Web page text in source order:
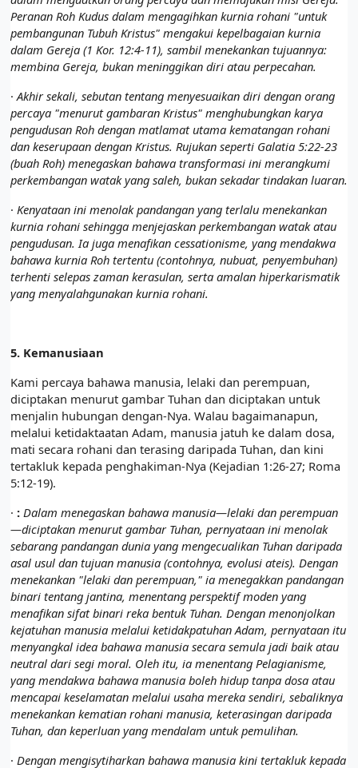
Peranan Roh Kudus dalam mengagihkan kurnia rohani "untuk
pembangunan Tubuh Kristus" mengakui kepelbagaian kurnia
dalam Gereja (1 Kor. 12:4-11), sambil menekankan tujuannya:
membina Gereja, bukan meninggikan diri atau perpecahan.
· Akhir sekali, sebutan tentang menyesuaikan diri dengan orang
percaya "menurut gambaran Kristus" menghubungkan karya
pengudusan Roh dengan matlamat utama kematangan rohani
dan keserupaan dengan Kristus. Rujukan seperti Galatia 5:22-23
(buah Roh) menegaskan bahawa transformasi ini merangkumi
perkembangan watak yang saleh, bukan sekadar tindakan luaran.
· Kenyataan ini menolak pandangan yang terlalu menekankan
kurnia rohani sehingga menjejaskan perkembangan watak atau
pengudusan. Ia juga menafikan cessationisme, yang mendakwa
bahawa kurnia Roh tertentu (contohnya, nubuat, penyembuhan)
terhenti selepas zaman kerasulan, serta amalan hiperkarismatik
yang menyalahgunakan kurnia rohani.
5. Kemanusiaan
Kami percaya bahawa manusia, lelaki dan perempuan,
diciptakan menurut gambar Tuhan dan diciptakan untuk
menjalin hubungan dengan-Nya. Walau bagaimanapun,
melalui ketidaktaatan Adam, manusia jatuh ke dalam dosa,
mati secara rohani dan terasing daripada Tuhan, dan kini
tertakluk kepada penghakiman-Nya (Kejadian 1:26-27; Roma
5:12-19).
· : Dalam menegaskan bahawa manusia—lelaki dan perempuan
—diciptakan menurut gambar Tuhan, pernyataan ini menolak
sebarang pandangan dunia yang mengecualikan Tuhan daripada
asal usul dan tujuan manusia (contohnya, evolusi ateis). Dengan
menekankan "lelaki dan perempuan," ia menegakkan pandangan
binari tentang jantina, menentang perspektif moden yang
menafikan sifat binari reka bentuk Tuhan. Dengan menonjolkan
kejatuhan manusia melalui ketidakpatuhan Adam, pernyataan itu
menyangkal idea bahawa manusia secara semula jadi baik atau
neutral dari segi moral. Oleh itu, ia menentang Pelagianisme,
yang mendakwa bahawa manusia boleh hidup tanpa dosa atau
mencapai keselamatan melalui usaha mereka sendiri, sebaliknya
menekankan kematian rohani manusia, keterasingan daripada
Tuhan, dan keperluan yang mendalam untuk pemulihan.
· Dengan mengisytiharkan bahawa manusia kini tertakluk kepada